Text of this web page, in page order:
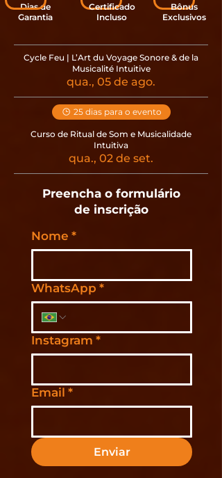
Dias de
Garantia
Certificado
Incluso
Bônus
Exclusivos
Cycle Feu | L’Art du Voyage Sonore & de la
Musicalité Intuitive
qua., 05 de ago.
25 dias para o evento
Curso de Ritual de Som e Musicalidade
Intuitiva
qua., 02 de set.
Preencha o formulário
de inscrição
Nome *
WhatsApp *
Instagram *
Email *
Enviar